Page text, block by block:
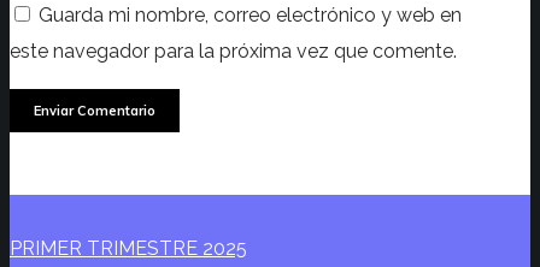
Guarda mi nombre, correo electrónico y web en
este navegador para la próxima vez que comente.
PRIMER TRIMESTRE 2025